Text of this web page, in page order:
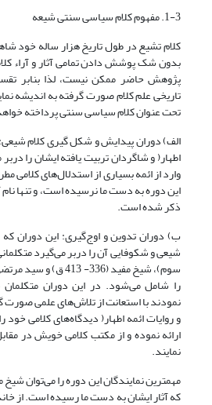
1-3. مفهوم کلام سیاسی سنتی شیعه
کلام تشیع در طول تاریخ هزار ساله خود
بدون شک پوشش دادن تمامی آثار و آراء
پژوهش حاضر ممکن نیست، لذا بنابر
تاریخی علم کلام صورت گرفته به اندیشه
تحت عنوان کلام سیاسی سنتی پرداخته
الف) دوران پیدایش و شکل گیری کلام
اطهار( و شاگردان تربیت یافته ایشان را
وارد از ائمه بسیاری از استدلال‌های کلامی
این دوره به دست ما نرسیده است، و تنها
ذکر شده است.
ب) دوران تدوین و اوج‌گیری: این دوران
شیعی و شکوفایی آن را دربر می‌گیرد
را شامل می‌شود. در این دوران
نمودند با استعانت از تلاش‌های علمی
و روایات ائمه اطهار( دیدگاه‌های کلامی خود
ارائه نموده و از مکتب کلامی خویش در
نمایند.
مهمترین نمایندگان این دوره را می‌توان
که آثار ایشان به دست ما رسیده است. از